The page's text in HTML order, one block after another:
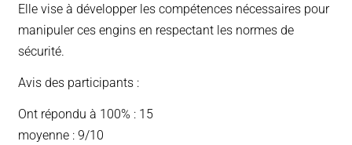
Elle vise à développer les compétences nécessaires pour
manipuler ces engins en respectant les normes de
sécurité.
Avis des participants :
Ont répondu à 100% : 15
moyenne : 9/10